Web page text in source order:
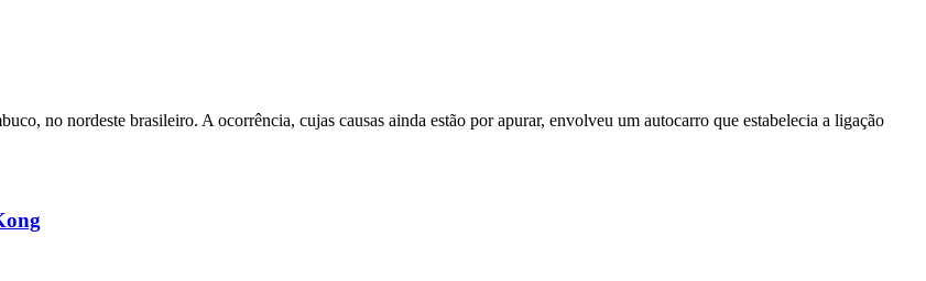
no nordeste brasileiro. A ocorrência, cujas causas ainda estão por apurar, envolveu um autocarro que estabelecia a ligação